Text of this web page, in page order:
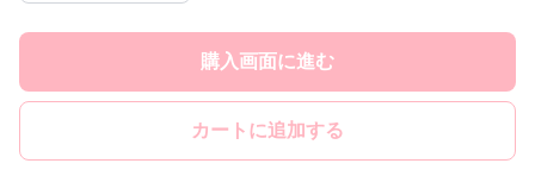
購入画面に進む
カートに追加する